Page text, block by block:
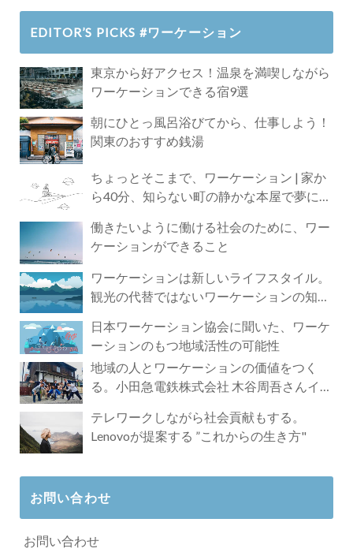
EDITOR’S PICKS #ワーケーション
東京から好アクセス！温泉を満喫しながら
ワーケーションできる宿9選
朝にひとっ風呂浴びてから、仕事しよう！
関東のおすすめ銭湯
ちょっとそこまで、ワーケーション | 家か
ら40分、知らない町の静かな本屋で夢に近
働きたいように働ける社会のために、ワー
ケーションができること
ワーケーションは新しいライフスタイル。
観光の代替ではないワーケーションの知ら
日本ワーケーション協会に聞いた、ワーケ
ーションのもつ地域活性の可能性
地域の人とワーケーションの価値をつく
る。小田急電鉄株式会社 木谷周吾さんイン
テレワークしながら社会貢献もする。
Lenovoが提案する ”これからの生き方"
お問い合わせ
お問い合わせ